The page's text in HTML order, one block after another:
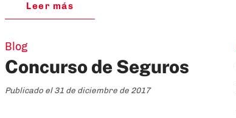
Leer más
Blog
Concurso de Seguros
Publicado el 31 de diciembre de 2017